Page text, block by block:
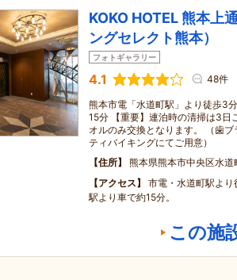
KOKO HOTEL 熊本上
ングセレクト熊本）
フォトギャラリー
4.1 48件
熊本市電「水道町駅」より徒歩3
15分 【重要】連泊時の清掃は3日
オルのみ交換となります。 （歯
ティバイキングにてご用意）
住所
熊本県熊本市中央区水道
アクセス
市電・水道町駅よ
駅より車で約15分。
この施